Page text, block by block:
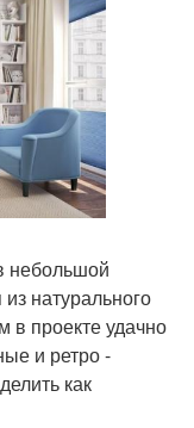
небольшой
натурального
в проекте удачно
и ретро -
как